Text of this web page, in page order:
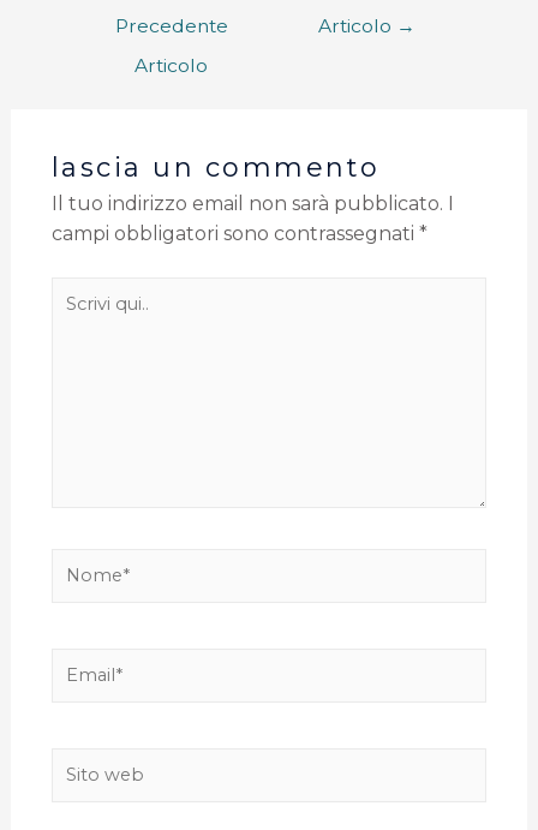
Precedente
Articolo
Articolo →
lascia un commento
Il tuo indirizzo email non sarà pubblicato.
campi obbligatori sono contrassegnati *